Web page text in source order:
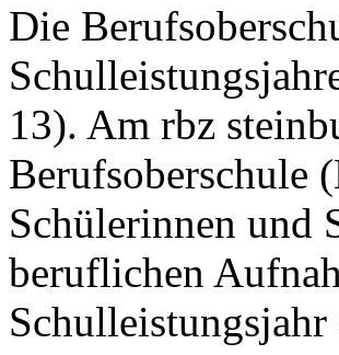
Die
13). Am rbz
Berufsoberschule
Schülerinnen und
beruflichen